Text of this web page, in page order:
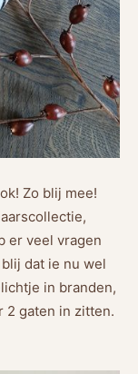
Zo blij mee!
er veel vragen
dat ie nu wel
in branden,
2 gaten in zitten.